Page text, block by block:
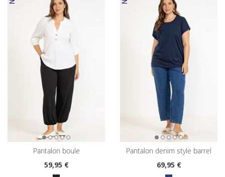
pantalon boule
59,95 €
pantalon denim style barrel
69,95 €